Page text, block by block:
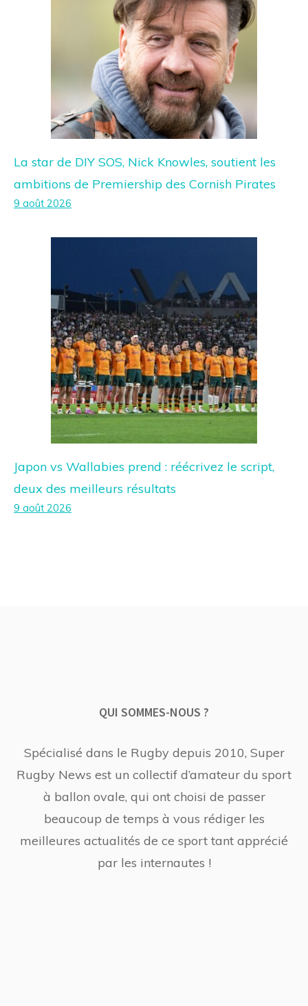
La star de DIY SOS, Nick Knowles, soutient les
ambitions de Premiership des Cornish Pirates
9 août 2026
Japon vs Wallabies prend : réécrivez le script,
deux des meilleurs résultats
9 août 2026
QUI SOMMES-NOUS ?
Spécialisé dans le Rugby depuis 2010, Super
Rugby News est un collectif d’amateur du sport
à ballon ovale, qui ont choisi de passer
beaucoup de temps à vous rédiger les
meilleures actualités de ce sport tant apprécié
par les internautes !